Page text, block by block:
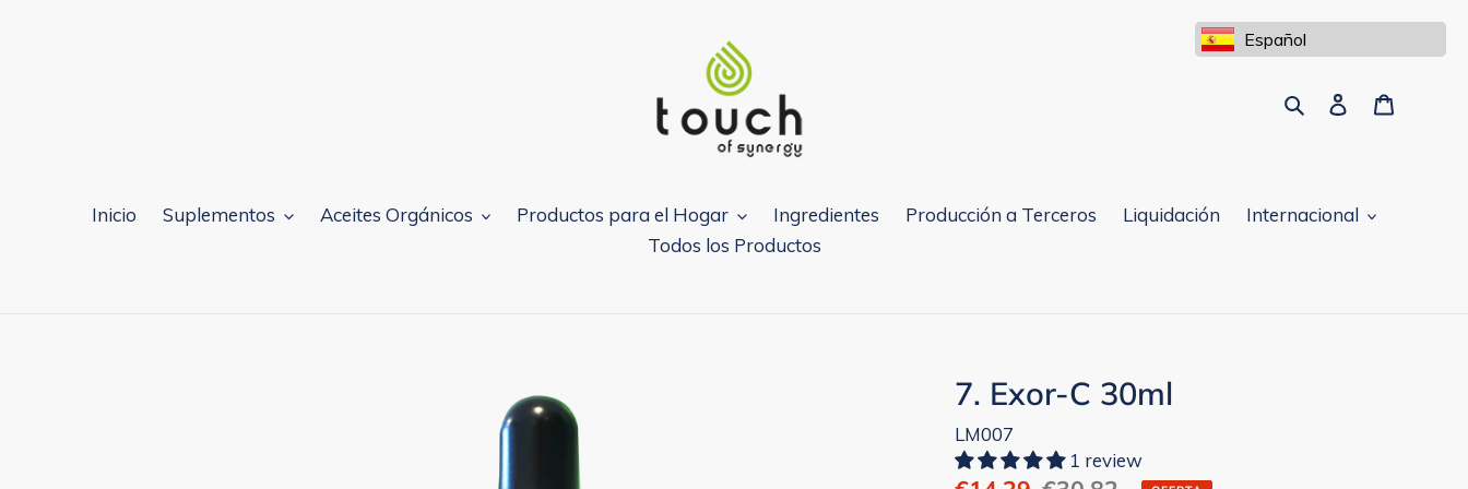
BuscarIngresar
Inicio Suplementos Aceites Orgánicos Productos para el Hogar Ingredientes Producción a Terceros Liquidación
Internacional
Todos los Productos
7. Exor-C 30ml
LM007
1 review
Español